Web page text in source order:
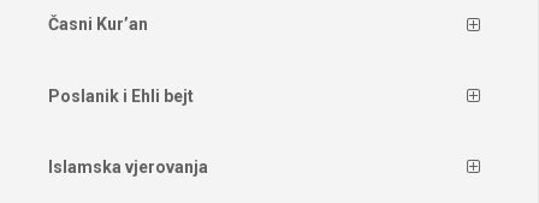
Časni Kur’an
Poslanik i Ehli bejt
Islamska vjerovanja